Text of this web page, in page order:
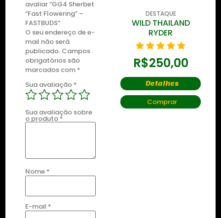
avaliar “GG4 Sherbet
“Fast Flowering” –
FASTBUDS”
O seu endereço de e-
mail não será
publicado. Campos
obrigatórios são
marcados com *
Sua avaliação *
Sua avaliação sobre
o produto *
Nome *
E-mail *
DESTAQUE
ZKITTLEZ OG
R$435,00
Detalhes
Comprar
DESTAQUE
WILD THAILAND
RYDER
R$250,00
Detalhes
Comprar